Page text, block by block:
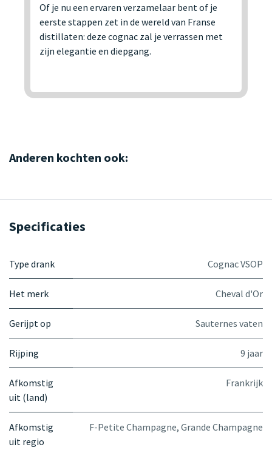
Of je nu een ervaren verzamelaar bent of je
eerste stappen zet in de wereld van Franse
distillaten: deze cognac zal je verrassen met
zijn elegantie en diepgang.
Anderen kochten ook:
Specificaties
Type drank Cognac VSOP
Het merk Cheval d'Or
Gerijpt op Sauternes vaten
Rijping 9 jaar
Afkomstig
uit (land)
Frankrijk
Afkomstig
uit regio
F-Petite Champagne, Grande Champagne